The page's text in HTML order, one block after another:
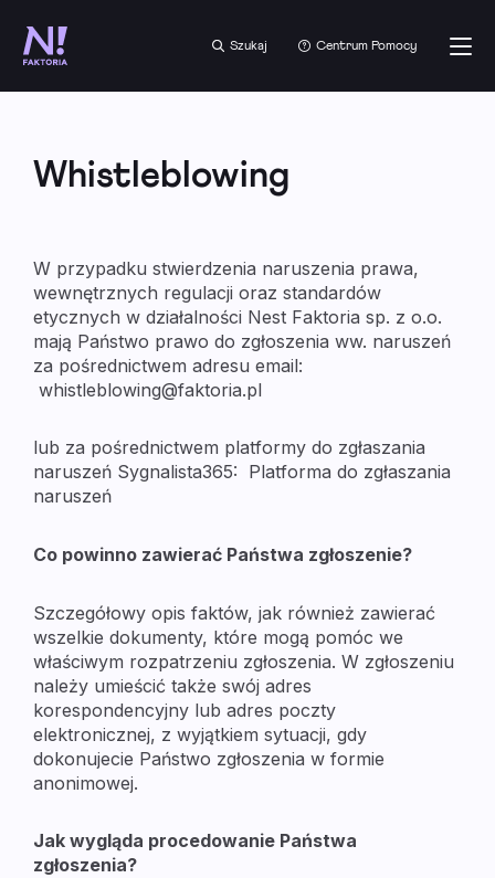
Szukaj Centrum Pomocy
Whistleblowing
W przypadku stwierdzenia naruszenia prawa,
wewnętrznych regulacji oraz standardów
etycznych w działalności Nest Faktoria sp. z o.o.
mają Państwo prawo do zgłoszenia ww. naruszeń
za pośrednictwem adresu email:
whistleblowing@faktoria.pl
lub za pośrednictwem platformy do zgłaszania
naruszeń Sygnalista365: Platforma do zgłaszania
naruszeń
Co powinno zawierać Państwa zgłoszenie?
Szczegółowy opis faktów, jak również zawierać
wszelkie dokumenty, które mogą pomóc we
właściwym rozpatrzeniu zgłoszenia. W zgłoszeniu
należy umieścić także swój adres
korespondencyjny lub adres poczty
elektronicznej, z wyjątkiem sytuacji, gdy
dokonujecie Państwo zgłoszenia w formie
anonimowej.
Jak wygląda procedowanie Państwa
zgłoszenia?